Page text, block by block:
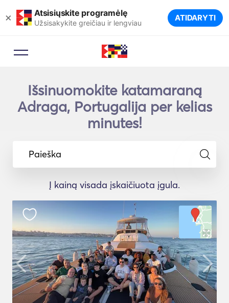
× Atsisiųskite programėlę
Užsisakykite greičiau ir lengviau ATIDARYTI
Išsinuomokite katamaraną
Adraga, Portugalija per kelias
minutes!
Paieška
Į kainą visada įskaičiuota įgula.